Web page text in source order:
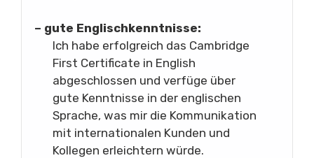
– gute Englischkenntnisse:
Ich habe erfolgreich das Cambridge
First Certificate in English
abgeschlossen und verfüge über
gute Kenntnisse in der englischen
Sprache, was mir die Kommunikation
mit internationalen Kunden und
Kollegen erleichtern würde.